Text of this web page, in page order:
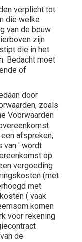
verplicht tot
die welke
van de bouw
zijn
die in het
Bedacht moet
of
door
zoals
Voorwaarden
afspreken,
van ' wordt
op
vergoeding
(met
met
( vaak
komen
voor rekening
de